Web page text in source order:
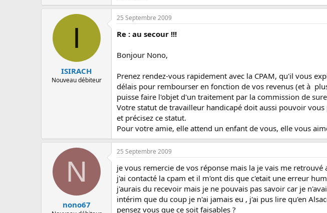
I
ISIRACH
Nouveau débiteur
25 Septembre 2009
Re : au secour !!!
Bonjour Nono,
Prenez rendez-vous rapidement avec la CPAM, qu'il vous
délais pour rembourser en fonction de vos revenus (et à
puisse faire l'objet d'un traitement par la commission de
Votre statut de travailleur handicapé doit aussi pouvoir
et précisez ce statut.
Pour votre amie, elle attend un enfant de vous, elle vous
N
nono67
25 Septembre 2009
je vous remercie de vos réponse mais la je vais me
j'ai contacté la cpam et il m'ont dis que c'etait une erreur
j'aurais du recevoir mais je ne pouvais pas savoir car je
intérim que du coup je n'ai jamais eu , j'ai pus lire qu'en
pensez vous que ce soit faisables ?